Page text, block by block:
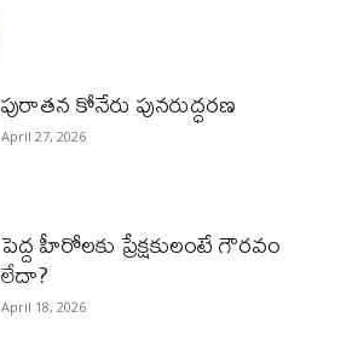
పురాత‌న కోనేరు పున‌రుద్ధ‌ర‌ణ
April 27, 2026
పెద్ద హీరోల‌కు ప్రేక్ష‌కులంటే గౌర‌వం
లేదా?
April 18, 2026